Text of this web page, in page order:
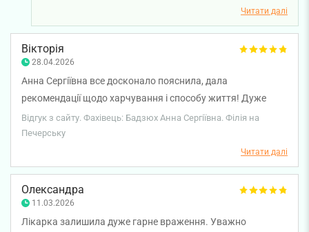
отримуєте якісну допомогу та підтримку від лікаря-
терапевта Анни Бадзюх. Раді, що ви відзначили
професіоналізм, уважне ставлення та комфорт у
спілкуванні. Бажаємо вам міцного здоров’я!
Читати далі
Вікторія
28.04.2026
Анна Сергіївна все досконало пояснила, дала
рекомендації щодо харчування і способу життя! Дуже
вдячна їй за професіоналізм, людяність і щиру турботу
лікаря! Вона моя лікар на всі 100% !
Відгук з сайту. Фахівець: Бадзюх Анна Сергіївна. Філія на
Печерську
Читати далі
Олександра
11.03.2026
Лікарка залишила дуже гарне враження. Уважно